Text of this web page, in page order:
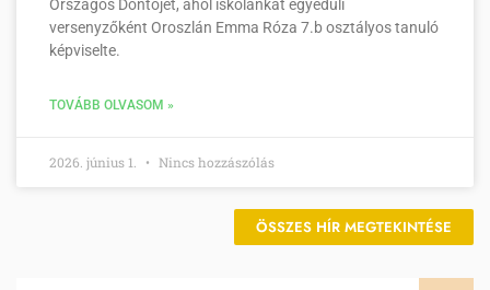
Országos Döntőjét, ahol iskolánkat egyedüli
versenyzőként Oroszlán Emma Róza 7.b osztályos tanuló
képviselte.
TOVÁBB OLVASOM »
2026. június 1. Nincs hozzászólás
ÖSSZES HÍR MEGTEKINTÉSE